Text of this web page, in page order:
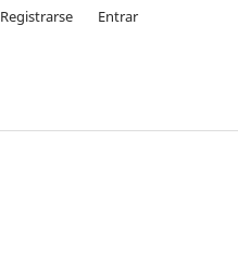
Registrarse Entrar